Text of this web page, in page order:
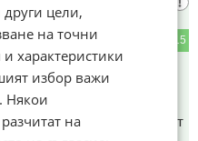
15
които познават района
в края на 2023, районът
после вкараха
цели,
на точни
характеристики
избор важи
Някои
на